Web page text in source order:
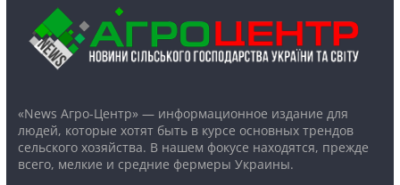
«News Агро-Центр» — информационное издание для
людей, которые хотят быть в курсе основных трендов
сельского хозяйства. В нашем фокусе находятся, прежде
всего, мелкие и средние фермеры Украины.